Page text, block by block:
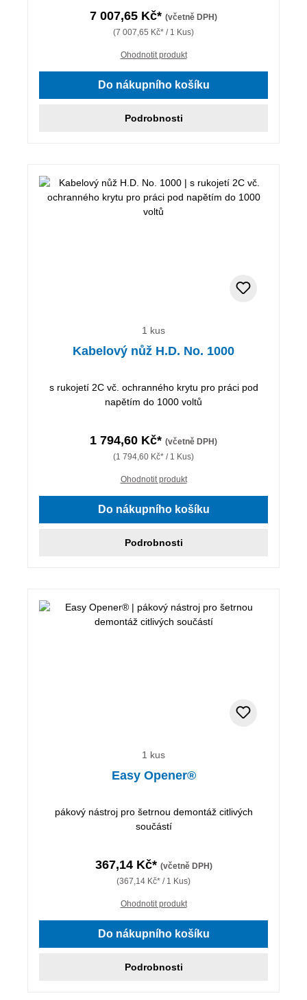
7 007,65 Kč* (včetně DPH)
(7 007,65 Kč* / 1 Kus)
Ohodnotit produkt
Do nákupního košíku
Podrobnosti
1 kus
Kabelový nůž H.D. No. 1000
s rukojetí 2C vč. ochranného krytu pro práci pod
napětím do 1000 voltů
1 794,60 Kč* (včetně DPH)
(1 794,60 Kč* / 1 Kus)
Ohodnotit produkt
Do nákupního košíku
Podrobnosti
1 kus
Easy Opener®
pákový nástroj pro šetrnou demontáž citlivých
součástí
367,14 Kč* (včetně DPH)
(367,14 Kč* / 1 Kus)
Ohodnotit produkt
Do nákupního košíku
Podrobnosti